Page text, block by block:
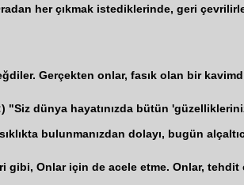
her çıkmak istediklerinde, geri
Gerçekten onlar, fasık olan bir
dünya hayatınızda bütün
bulunmanızdan dolayı, bugün
Onlar için de acele etme. Onlar,